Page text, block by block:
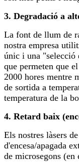
3. Degradació a
La font de llum de
nostra empresa
únic i una "selecció
que permeten que
2000 hores mentre
de sortida a
temperatura de la
4. Retard baix
Els nostres làsers
d'encesa/apagada
de microsegons (en